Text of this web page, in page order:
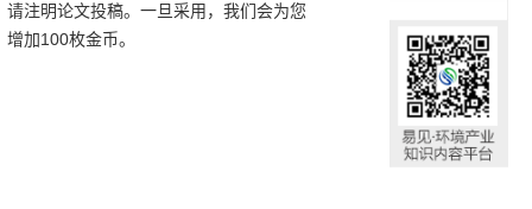
请注明论文投稿。一旦采用，我们会为您
增加100枚金币。